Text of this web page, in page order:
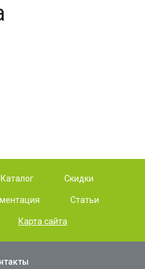
Каталог Скидки
Статьи
Карта сайта